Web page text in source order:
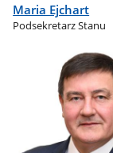
Maria Ejchart
Podsekretarz Stanu